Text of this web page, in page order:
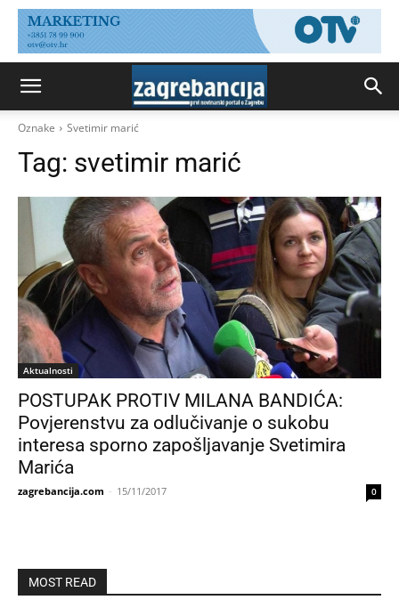
Oznake Svetimir marić
Tag: svetimir marić
Aktualnosti
POSTUPAK PROTIV MILANA BANDIĆA:
Povjerenstvu za odlučivanje o sukobu
interesa sporno zapošljavanje Svetimira
Marića
zagrebancija.com - 15/11/2017 0
MOST READ